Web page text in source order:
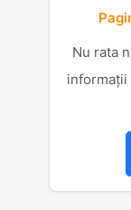
Nu rata